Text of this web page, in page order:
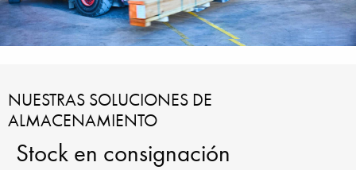
NUESTRAS SOLUCIONES DE
ALMACENAMIENTO
Stock en consignación